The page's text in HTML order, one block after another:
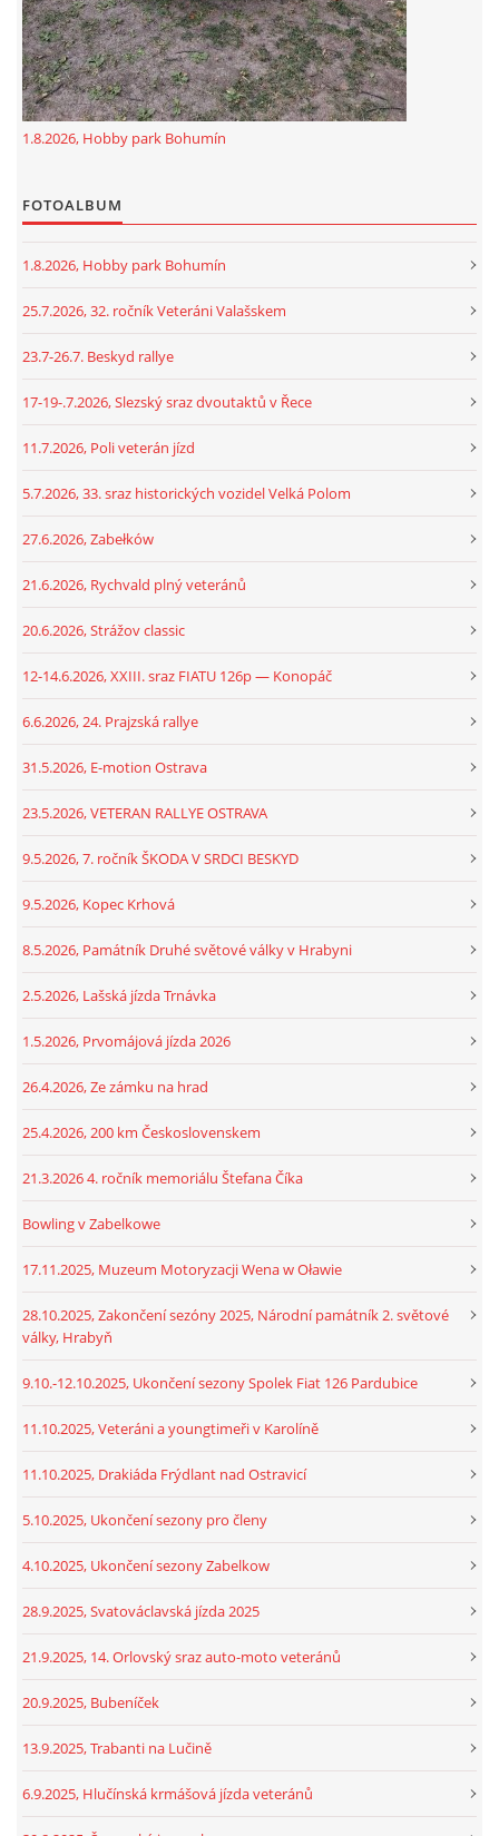
1.8.2026, Hobby park Bohumín
FOTOALBUM
1.8.2026, Hobby park Bohumín
25.7.2026, 32. ročník Veteráni Valašskem
23.7-26.7. Beskyd rallye
17-19-.7.2026, Slezský sraz dvoutaktů v Řece
11.7.2026, Poli veterán jízd
5.7.2026, 33. sraz historických vozidel Velká Polom
27.6.2026, Zabełków
21.6.2026, Rychvald plný veteránů
20.6.2026, Strážov classic
12-14.6.2026, XXIII. sraz FIATU 126p — Konopáč
6.6.2026, 24. Prajzská rallye
31.5.2026, E-motion Ostrava
23.5.2026, VETERAN RALLYE OSTRAVA
9.5.2026, 7. ročník ŠKODA V SRDCI BESKYD
9.5.2026, Kopec Krhová
8.5.2026, Památník Druhé světové války v Hrabyni
2.5.2026, Lašská jízda Trnávka
1.5.2026, Prvomájová jízda 2026
26.4.2026, Ze zámku na hrad
25.4.2026, 200 km Československem
21.3.2026 4. ročník memoriálu Štefana Číka
Bowling v Zabelkowe
17.11.2025, Muzeum Motoryzacji Wena w Oławie
28.10.2025, Zakončení sezóny 2025, Národní památník 2. světové
války, Hrabyň
9.10.-12.10.2025, Ukončení sezony Spolek Fiat 126 Pardubice
11.10.2025, Veteráni a youngtimeři v Karolíně
11.10.2025, Drakiáda Frýdlant nad Ostravicí
5.10.2025, Ukončení sezony pro členy
4.10.2025, Ukončení sezony Zabelkow
28.9.2025, Svatováclavská jízda 2025
21.9.2025, 14. Orlovský sraz auto-moto veteránů
20.9.2025, Bubeníček
13.9.2025, Trabanti na Lučině
6.9.2025, Hlučínská krmášová jízda veteránů